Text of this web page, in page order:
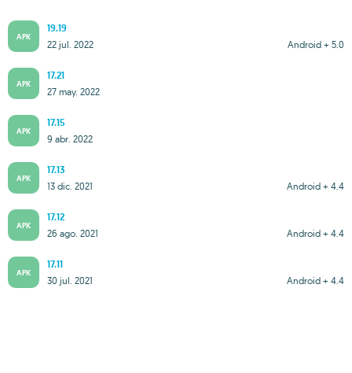
APK
19.19
Android + 5.0
22 jul. 2022
APK
17.21
27 may. 2022
APK
17.15
9 abr. 2022
APK
17.13
Android + 4.4
13 dic. 2021
APK
17.12
Android + 4.4
26 ago. 2021
APK
17.11
Android + 4.4
30 jul. 2021